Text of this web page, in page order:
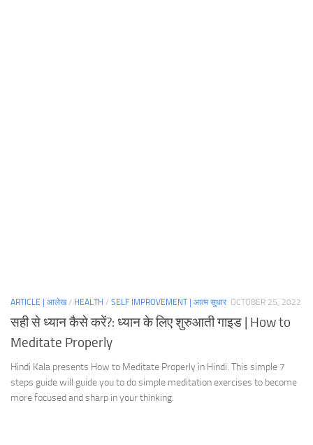
ARTICLE | आलेख/ HEALTH / SELF IMPROVEMENT | आत्म सुधार OCTOBER 25, 2022
सही से ध्यान कैसे करें?: ध्यान के लिए शुरुआती गाइड | How to
Meditate Properly
Hindi Kala presents How to Meditate Properly in Hindi. This simple 7
steps guide will guide you to do simple meditation exercises to become
more focused and sharp in your thinking.